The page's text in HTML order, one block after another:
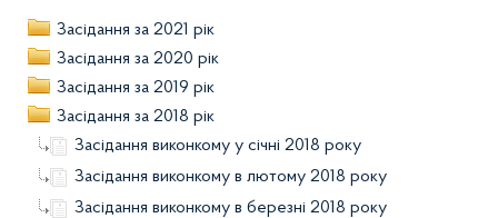
Засідання за 2021 рік
Засідання за 2020 рік
Засідання за 2019 рік
Засідання за 2018 рік
Засідання виконкому у січні 2018 року
Засідання виконкому в лютому 2018 року
Засідання виконкому в березні 2018 року